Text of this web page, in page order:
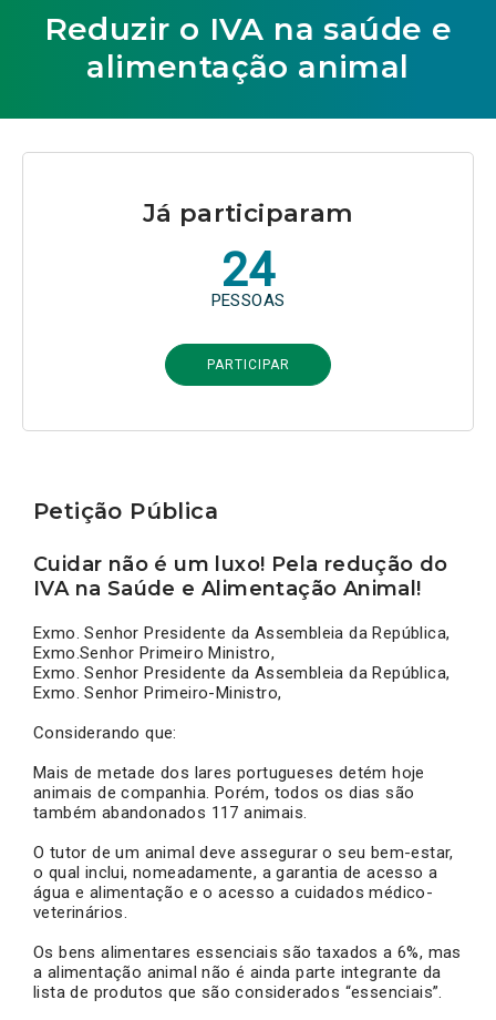
Reduzir o IVA na saúde e
alimentação animal
Já participaram
24
PESSOAS
PARTICIPAR
Petição Pública
Cuidar não é um luxo! Pela redução do
IVA na Saúde e Alimentação Animal!
Exmo. Senhor Presidente da Assembleia da República,
Exmo.Senhor Primeiro Ministro,
Exmo. Senhor Presidente da Assembleia da República,
Exmo. Senhor Primeiro-Ministro,
Considerando que:
Mais de metade dos lares portugueses detém hoje
animais de companhia. Porém, todos os dias são
também abandonados 117 animais.
O tutor de um animal deve assegurar o seu bem-estar,
o qual inclui, nomeadamente, a garantia de acesso a
água e alimentação e o acesso a cuidados médico-
veterinários.
Os bens alimentares essenciais são taxados a 6%, mas
a alimentação animal não é ainda parte integrante da
lista de produtos que são considerados “essenciais”.